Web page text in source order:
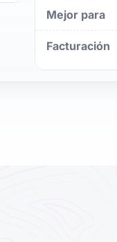
Mejor para
Facturación